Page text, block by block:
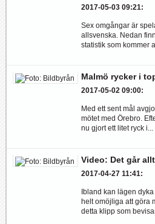
2017-05-03 09:21:
Sex omgångar är
allsvenska. Nedan
statistik som kommer
Malmö rycker i
2017-05-02 09:00:
Med ett sent mål
mötet med Örebro.
nu gjort ett litet ryck i...
Video: Det går
2017-04-27 11:41:
Ibland kan lägen
helt omöjliga att göra
detta klipp som